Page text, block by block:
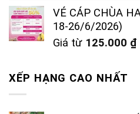
5 sao
VÉ CÁP CHÙA
18-26/6/2026)
Giá từ 125.000 ₫
XẾP HẠNG CAO NHẤT